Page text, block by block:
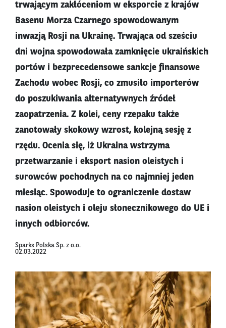
trwającym zakłóceniom w eksporcie z krajów
Basenu Morza Czarnego spowodowanym
inwazją Rosji na Ukrainę. Trwająca od sześciu
dni wojna spowodowała zamknięcie ukraińskich
portów i bezprecedensowe sankcje finansowe
Zachodu wobec Rosji, co zmusiło importerów
do poszukiwania alternatywnych źródeł
zaopatrzenia. Z kolei, ceny rzepaku także
zanotowały skokowy wzrost, kolejną sesję z
rzędu. Ocenia się, iż Ukraina wstrzyma
przetwarzanie i eksport nasion oleistych i
surowców pochodnych na co najmniej jeden
miesiąc. Spowoduje to ograniczenie dostaw
nasion oleistych i oleju słonecznikowego do UE i
innych odbiorców.
Sparks Polska Sp. z o.o.
02.03.2022